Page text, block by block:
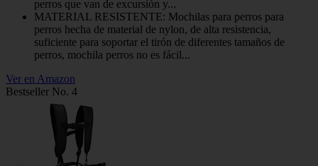
perros que van de excursión y...
MATERIAL RESISTENTE: Mochilas para perros para
perros hecha de material de nylon, de alta resistencia,
suficiente para soportar el tirón de diferentes tamaños de
perros, mochila perros no es fácil...
Ver en Amazon
Bestseller No. 4